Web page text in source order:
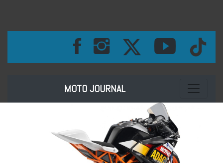
MOTO JOURNAL Toggle